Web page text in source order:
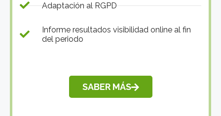
Adaptación al RGPD
Informe resultados visibilidad online al fin
del periodo
SABER MÁS